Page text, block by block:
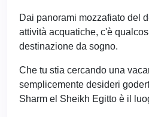
Dai panorami mozzafiato del
attività acquatiche, c'è
destinazione da sogno.
Che tu stia cercando una
semplicemente desideri
Sharm el Sheikh Egitto è il